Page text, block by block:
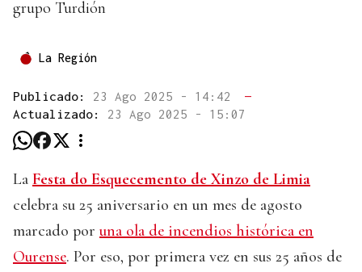
grupo Turdión
La Región
Publicado: 23 Ago 2025 - 14:42
—
Actualizado: 23 Ago 2025 - 15:07
La Festa do Esquecemento de Xinzo de Limia
celebra su 25 aniversario en un mes de agosto
marcado por una ola de incendios histórica en
Ourense. Por eso, por primera vez en sus 25 años de